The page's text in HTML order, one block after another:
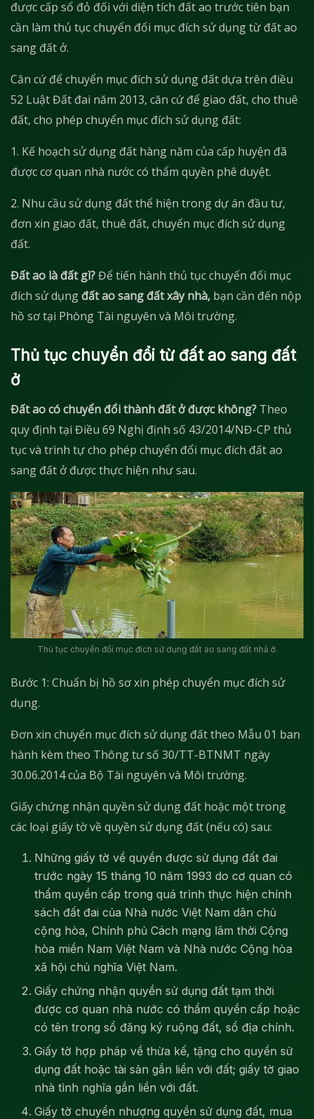
được cấp sổ đỏ đối với diện tích đất ao trước tiên bạn
cần làm thủ tục chuyển đổi mục đích sử dụng từ đất ao
sang đất ở.
Căn cứ để chuyển mục đích sử dụng đất dựa trên điều
52 Luật Đất đai năm 2013, căn cứ để giao đất, cho thuê
đất, cho phép chuyển mục đích sử dụng đất:
1. Kế hoạch sử dụng đất hàng năm của cấp huyện đã
được cơ quan nhà nước có thẩm quyền phê duyệt.
2. Nhu cầu sử dụng đất thể hiện trong dự án đầu tư,
đơn xin giao đất, thuê đất, chuyển mục đích sử dụng
đất.
Đất ao là đất gì?Để tiến hành thủ tục chuyển đổi mục
đích sử dụng đất ao sang đất xây nhà, bạn cần đến nộp
hồ sơ tại Phòng Tài nguyên và Môi trường.
Thủ tục chuyển đổi từ đất ao sang đất
ở
Đất ao có chuyển đổi thành đất ở được không? Theo
quy định tại Điều 69 Nghị định số 43/2014/NĐ-CP thủ
tục và trình tự cho phép chuyển đổi mục đích đất ao
sang đất ở được thực hiện như sau.
Thủ tục chuyển đổi mục đích sử dụng đất ao sang đất nhà ở.
Bước 1: Chuẩn bị hồ sơ xin phép chuyển mục đích sử
dụng.
Đơn xin chuyển mục đích sử dụng đất theo Mẫu 01 ban
hành kèm theo Thông tư số 30/TT-BTNMT ngày
30.06.2014 của Bộ Tài nguyên và Môi trường.
Giấy chứng nhận quyền sử dụng đất hoặc một trong
các loại giấy tờ về quyền sử dụng đất (nếu có) sau:
Những giấy tờ về quyền được sử dụng đất đai
trước ngày 15 tháng 10 năm 1993 do cơ quan có
thẩm quyền cấp trong quá trình thực hiện chính
sách đất đai của Nhà nước Việt Nam dân chủ
cộng hòa, Chính phủ Cách mạng lâm thời Cộng
hòa miền Nam Việt Nam và Nhà nước Cộng hòa
xã hội chủ nghĩa Việt Nam.
Giấy chứng nhận quyền sử dụng đất tạm thời
được cơ quan nhà nước có thẩm quyền cấp hoặc
có tên trong sổ đăng ký ruộng đất, sổ địa chính.
Giấy tờ hợp pháp về thừa kế, tặng cho quyền sử
dụng đất hoặc tài sản gắn liền với đất; giấy tờ giao
nhà tình nghĩa gắn liền với đất.
Giấy tờ chuyển nhượng quyền sử dụng đất, mua